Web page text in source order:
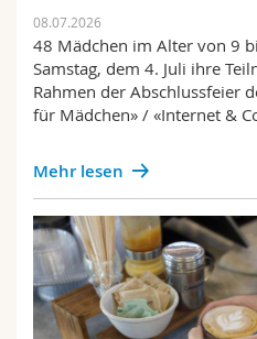
08.07.2026
48 Mädchen im Alter von 9
Samstag, dem 4. Juli ihre
Rahmen der Abschlussfeier
für Mädchen» / «Internet &
Mehr lesen